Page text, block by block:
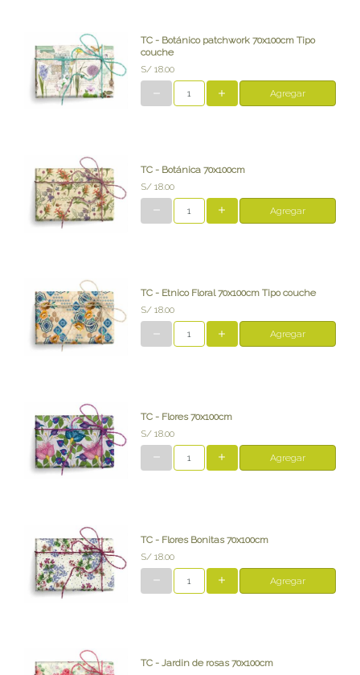
TC - Botánico patchwork 70x100cm Tipo
couche
S/ 18.00
Agregar
TC - Botánica 70x100cm
S/ 18.00
Agregar
TC - Etnico Floral 70x100cm Tipo couche
S/ 18.00
Agregar
TC - Flores 70x100cm
S/ 18.00
Agregar
TC - Flores Bonitas 70x100cm
S/ 18.00
Agregar
TC - Jardin de rosas 70x100cm